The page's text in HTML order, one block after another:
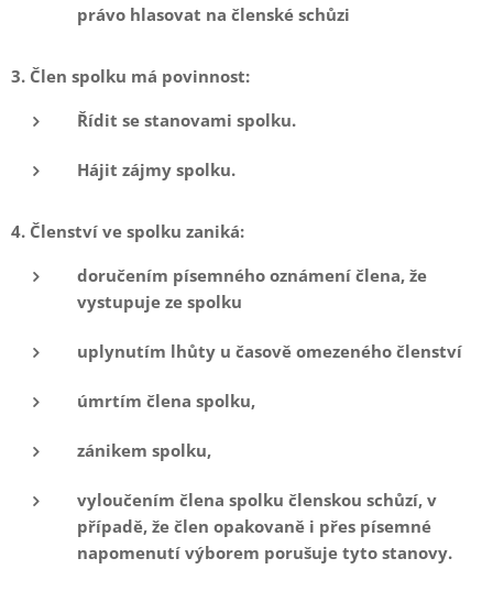
právo hlasovat na členské schůzi
3. Člen spolku má povinnost:
Řídit se stanovami spolku.
Hájit zájmy spolku.
4. Členství ve spolku zaniká:
doručením písemného oznámení člena, že
vystupuje ze spolku
uplynutím lhůty u časově omezeného členství
úmrtím člena spolku,
zánikem spolku,
vyloučením člena spolku členskou schůzí, v
případě, že člen opakovaně i přes písemné
napomenutí výborem porušuje tyto stanovy.